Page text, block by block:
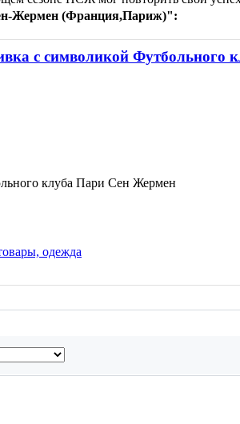
Жермен (Франция,Париж)":
с символикой Футбольного
клуба Пари Сен Жермен
одежда